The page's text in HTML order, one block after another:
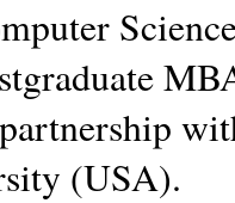
(USA).